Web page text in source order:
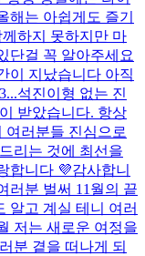
해는 아쉽게도 즐기
하지 못하지만 마
단걸 꼭 알아주세요
이 지났습니다 아직
석진이형 없는 진
받았습니다. 항상
여러분들 진심으로
리는 것에 최선을
합니다 💜감사합니
러분 벌써 11월의 끝
알고 계실 테니 여러
저는 새로운 여정을
분 곁을 떠나게 되